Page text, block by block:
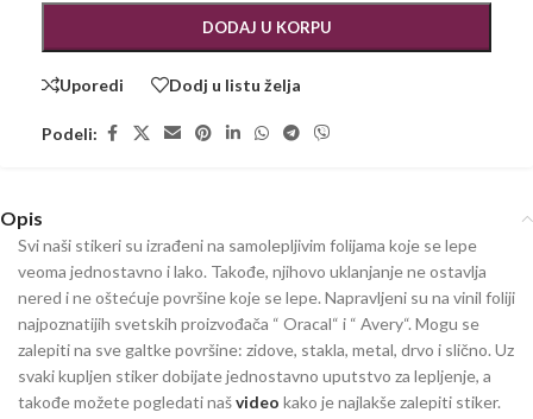
DODAJ U KORPU
Uporedi Dodj u listu želja
Podeli:
Opis
Svi naši stikeri su izrađeni na samolepljivim folijama koje se lepe
veoma jednostavno i lako. Takođe, njihovo uklanjanje ne ostavlja
nered i ne oštećuje površine koje se lepe. Napravljeni su na vinil foliji
najpoznatijih svetskih proizvođača “ Oracal“ i “ Avery“. Mogu se
zalepiti na sve galtke površine: zidove, stakla, metal, drvo i slično. Uz
svaki kupljen stiker dobijate jednostavno uputstvo za lepljenje, a
takođe možete pogledati našvideo kako je najlakše zalepiti stiker.